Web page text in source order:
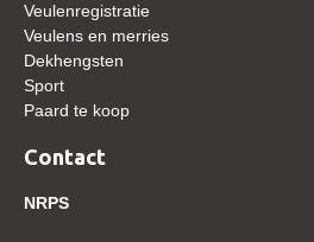
Bestuur Regio Midden
Regio West
Veulenregistratie
Veulens en merries
Dekhengsten
Sport
Paard te koop
Contact
NRPS